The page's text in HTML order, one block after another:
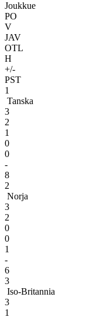
Joukkue
PO
V
JAV
OTL
H
+/-
PST
1
Tanska
3
2
1
0
0
-
8
2
Norja
3
2
0
0
1
-
6
3
Iso-Britannia
3
1